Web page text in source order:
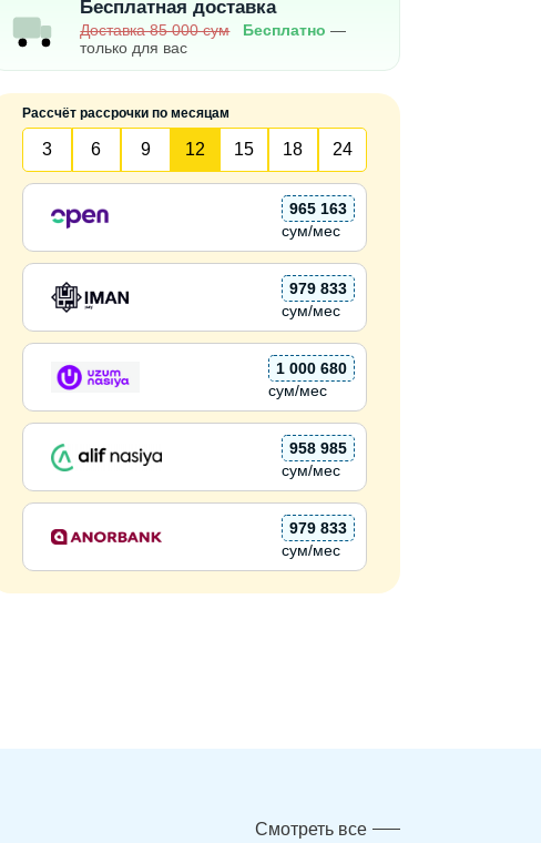
Бесплатная доставка
Доставка 85 000 сум Бесплатно —
только для вас
Рассчёт рассрочки по месяцам
3 6 9 12 15 18 24
965 163
сум/мес
979 833
сум/мес
1 000 680
сум/мес
958 985
сум/мес
979 833
сум/мес
Смотреть все